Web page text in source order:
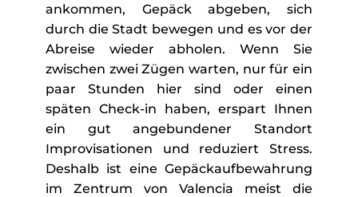
ankommen, Gepäck abgeben, sich
durch die Stadt bewegen und es vor der
Abreise wieder abholen. Wenn Sie
zwischen zwei Zügen warten, nur für ein
paar Stunden hier sind oder einen
späten Check-in haben, erspart Ihnen
ein gut angebundener Standort
Improvisationen und reduziert Stress.
Deshalb ist eine Gepäckaufbewahrung
im Zentrum von Valencia meist die